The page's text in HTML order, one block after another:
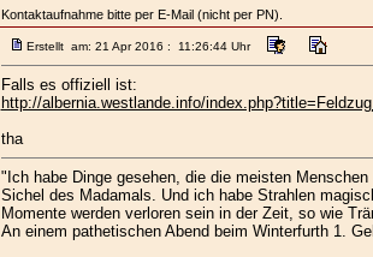
Kontaktaufnahme bitte per E-Mail (nicht per PN).
Erstellt am: 21 Apr 2016 : 11:26:44 Uhr
Falls es offiziell ist:
http://albernia.westlande.info/
tha
"Ich habe Dinge gesehen, die die meisten
Sichel des Madamals. Und ich habe Strahlen
Momente werden verloren sein in der Zeit, so wie
An einem pathetischen Abend beim Winterfurth 1.